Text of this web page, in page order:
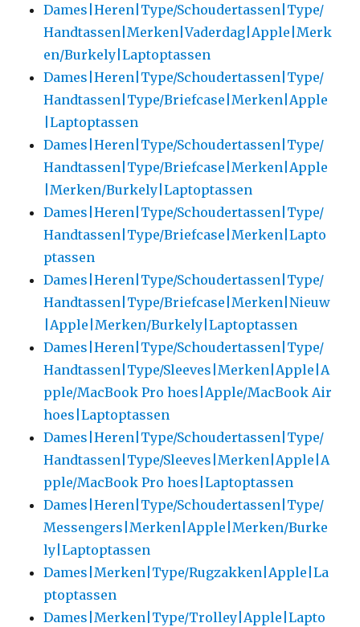
Dames|Heren|Type/Schoudertassen|Type/
Handtassen|Merken|Vaderdag|Apple|Merk
en/Burkely|Laptoptassen
Dames|Heren|Type/Schoudertassen|Type/
Handtassen|Type/Briefcase|Merken|Apple
|Laptoptassen
Dames|Heren|Type/Schoudertassen|Type/
Handtassen|Type/Briefcase|Merken|Apple
|Merken/Burkely|Laptoptassen
Dames|Heren|Type/Schoudertassen|Type/
Handtassen|Type/Briefcase|Merken|Lapto
ptassen
Dames|Heren|Type/Schoudertassen|Type/
Handtassen|Type/Briefcase|Merken|Nieuw
|Apple|Merken/Burkely|Laptoptassen
Dames|Heren|Type/Schoudertassen|Type/
Handtassen|Type/Sleeves|Merken|Apple|A
pple/MacBook Pro hoes|Apple/MacBook Air
hoes|Laptoptassen
Dames|Heren|Type/Schoudertassen|Type/
Handtassen|Type/Sleeves|Merken|Apple|A
pple/MacBook Pro hoes|Laptoptassen
Dames|Heren|Type/Schoudertassen|Type/
Messengers|Merken|Apple|Merken/Burke
ly|Laptoptassen
Dames|Merken|Type/Rugzakken|Apple|La
ptoptassen
Dames|Merken|Type/Trolley|Apple|Lapto